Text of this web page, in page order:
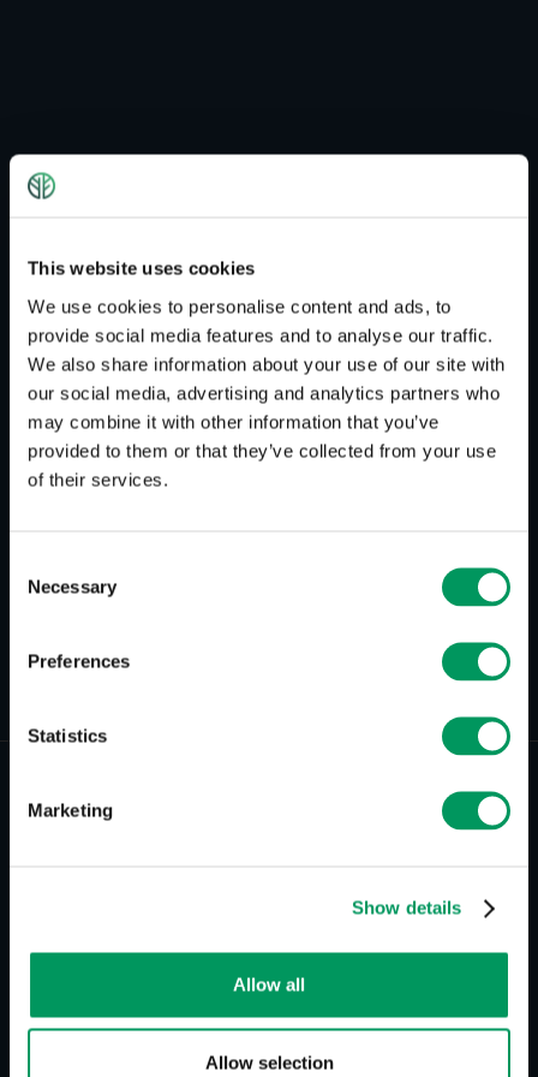
This website uses cookies
We use cookies to personalise content and ads, to
provide social media features and to analyse our traffic.
We also share information about your use of our site with
our social media, advertising and analytics partners who
may combine it with other information that you’ve
provided to them or that they’ve collected from your use
of their services.
Selection
Necessary
Preferences
Statistics
Marketing
Show details
Allow all
Allow selection
Zurück zur Übersicht
Booklet | Werbemittel
Booklet ist ein Printmedium und nichts anderes,
als eine Broschüre, ein Werbeheft oder ein
Beiheft zu einer CD oder DVD.
Marken- & Digitalagentur
Cheruskerstraße 93